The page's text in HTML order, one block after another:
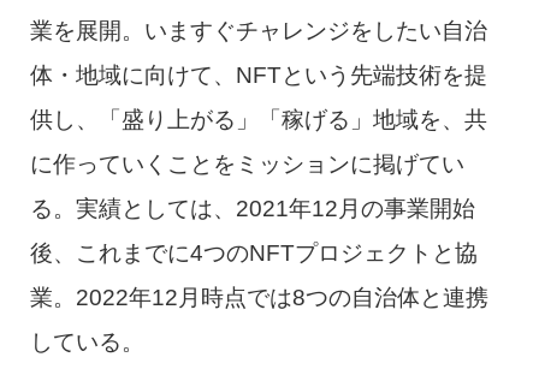
業を展開。いますぐチャレンジをしたい自治
体・地域に向けて、NFTという先端技術を提
供し、「盛り上がる」「稼げる」地域を、共
に作っていくことをミッションに掲げてい
る。実績としては、2021年12月の事業開始
後、これまでに4つのNFTプロジェクトと協
業。2022年12月時点では8つの自治体と連携
している。